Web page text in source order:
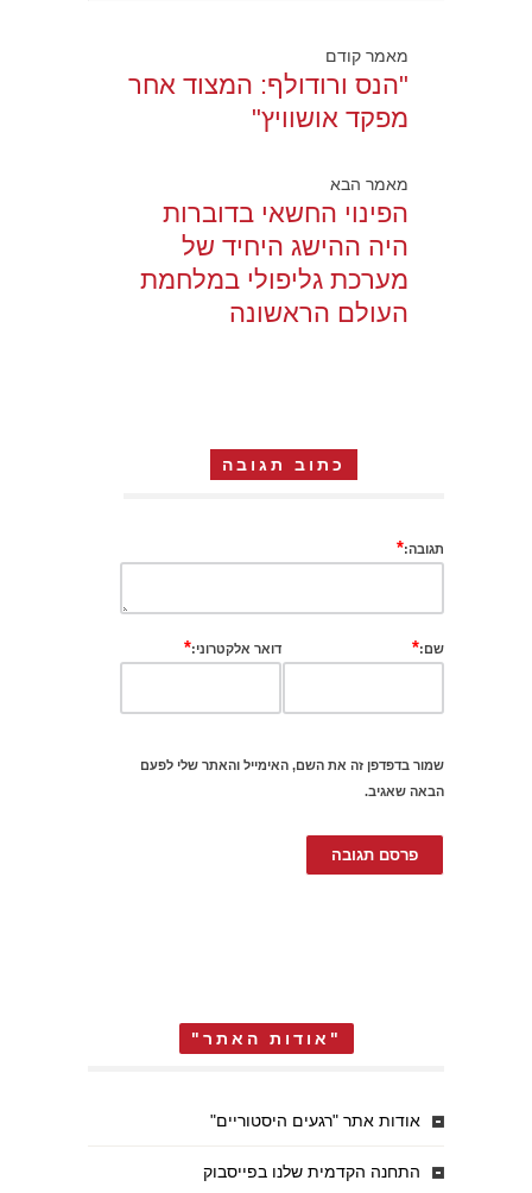
מאמר קודם
"הנס ורודולף: המצוד אחר
מפקד אושוויץ"
מאמר הבא
הפינוי החשאי בדוברות
היה ההישג היחיד של
מערכת גליפולי במלחמת
העולם הראשונה
כתוב תגובה
תגובה:*
שם:* דואר אלקטרוני:*
שמור בדפדפן זה את השם, האימייל והאתר שלי לפעם
הבאה שאגיב.
"אודות האתר"
אודות אתר "רגעים היסטוריים"
התחנה הקדמית שלנו בפייסבוק